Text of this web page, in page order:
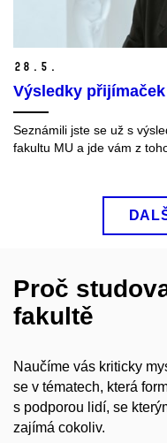
28. 5.
Výsledky
Seznámili jste se už s
fakultu MU a jde vám z
Proč
fakultě
Naučíme vás kriticky
se v tématech, která
s podporou lidí, se
zajímá cokoliv.